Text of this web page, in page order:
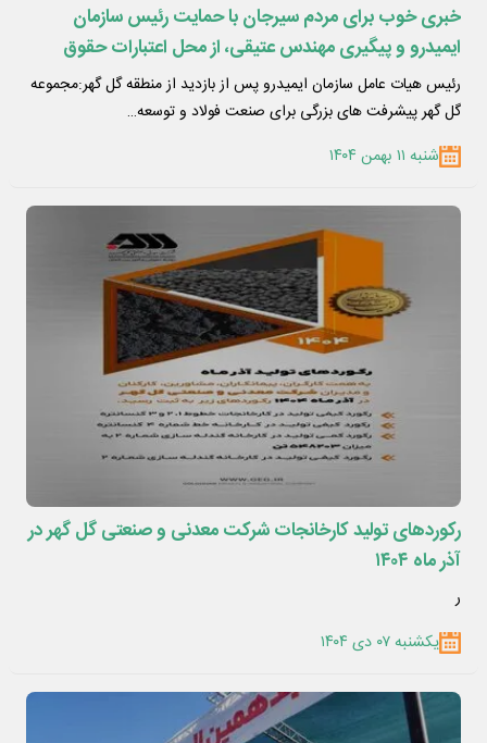
خبری خوب برای مردم سیرجان با حمایت رئیس سازمان
ایمیدرو و پیگیری مهندس عتیقی، از محل اعتبارات حقوق
دولتی اختصاص یافت:هزار میلیارد تومان اعتبار برای احداث
کمربندی گل گهر بندرعباس
رئیس هیات عامل سازمان ایمیدرو پس از بازدید از منطقه گل گهر:مجموعه
گل گهر پیشرفت های بزرگی برای صنعت فولاد و توسعه…
شنبه ۱۱ بهمن ۱۴۰۴
رکوردهای تولید کارخانجات شرکت معدنی و صنعتی گل گهر در
آذر ماه ۱۴۰۴
ر
یکشنبه ۰۷ دی ۱۴۰۴